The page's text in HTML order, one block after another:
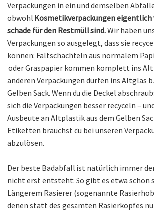
Verpackungen in ein und demselben
obwohl Kosmetikverpackungen eigentlich
schade für den Restmüll sind.Wir haben
Verpackungen so ausgelegt, dass sie
können: Faltschachteln aus normalem
oder Graspapier kommen komplett ins
anderen Verpackungen dürfen ins Altglas
Gelben Sack. Wenn du die Deckel
sich die Verpackungen besser recyceln –
Ausbeute an Altplastik aus dem Gelben
Etiketten brauchst du bei unseren
abzulösen.
Der beste Badabfall ist natürlich immer
nicht erst entsteht: So gibt es etwa schon
Längerem Rasierer (sogenannte
denen statt des gesamten Rasierkopfes